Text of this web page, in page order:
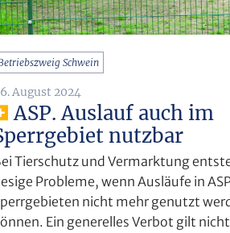
Schwein
August 2024
ASP. Auslauf auch im
nutzbar
Tierschutz und Vermarktung
Probleme, wenn Ausläufe in
nicht mehr genutzt
Ein generelles Verbot gilt